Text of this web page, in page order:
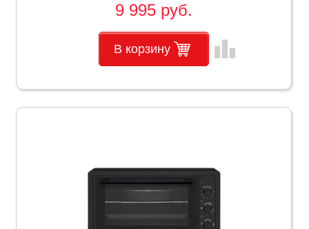
9 995 руб.
В корзину leaderboard